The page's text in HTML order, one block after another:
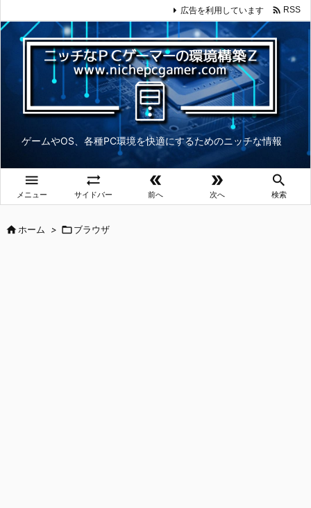
ゲームやOS、各種PC環境を快適にするためのニッチな情報

メニュー

サイドバー

前へ

次へ

検索
広告を利用しています  RSS
ホーム > ブラウザ